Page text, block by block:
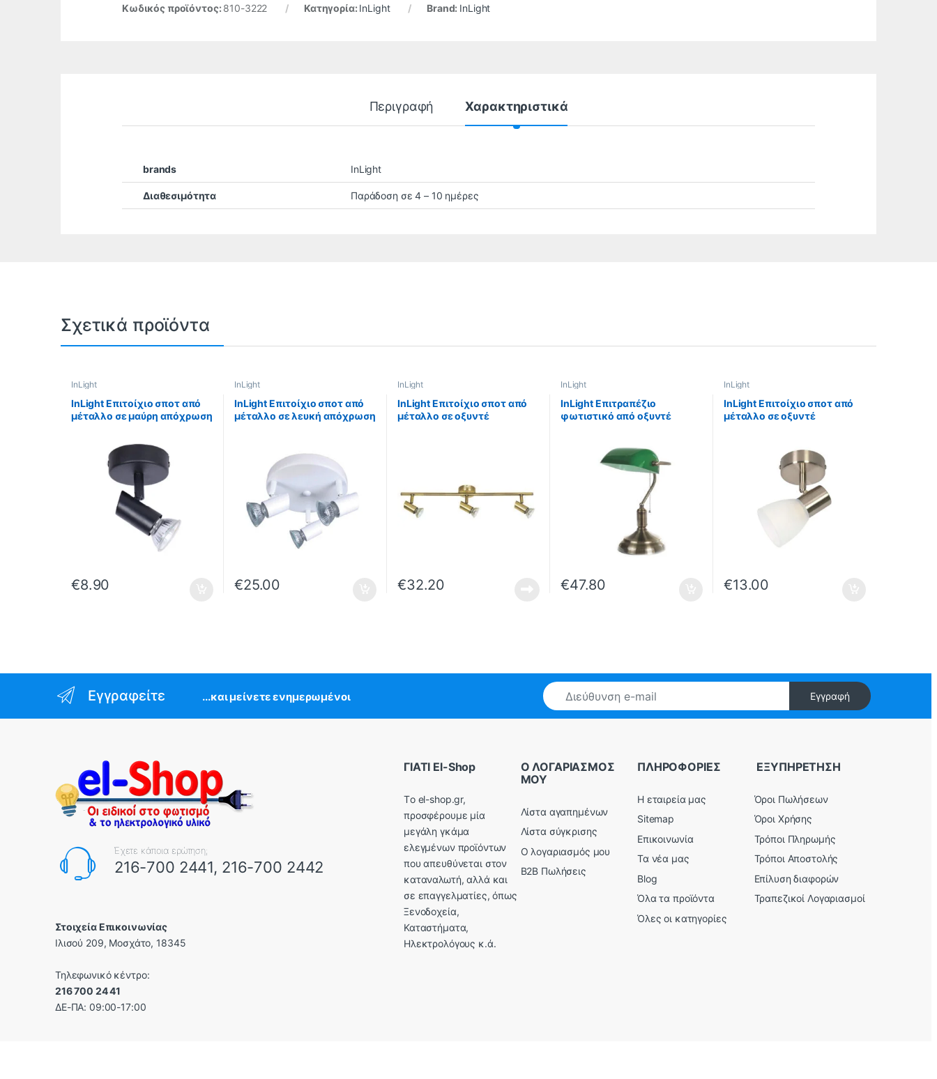
Κωδικός προϊόντος: 810-3222 Κατηγορία: InLight Brand: InLight
Περιγραφή Χαρακτηριστικά
brands InLight
Διαθεσιμότητα Παράδοση σε 4 – 10 ημέρες
Σχετικά προϊόντα
InLight
InLight Επιτοίχιο σποτ από
μέταλλο σε μαύρη απόχρωση
€8.90
InLight
InLight Επιτοίχιο σποτ από
μέταλλο σε λευκή απόχρωση
€25.00
InLight
InLight Επιτοίχιο σποτ από
μέταλλο σε οξυντέ
€32.20
InLight
InLight Επιτραπέζιο
φωτιστικό από οξυντέ
€47.80
InLight
InLight Επιτοίχιο σποτ από
μέταλλο σε οξυντέ
€13.00
Εγγραφείτε ...και μείνετε ενημερωμένοι
E
m
a
Εγγραφή
Έχετε κάποια ερώτηση;
216-700 2441, 216-700 2442
Στοιχεία Επικοινωνίας
Ιλισού 209, Μοσχάτο, 18345
Τηλεφωνικό κέντρο:
216 700 24 41
ΔΕ-ΠΑ: 09:00-17:00
ΓΙΑΤΙ El-Shop
Tο el-shop.gr,
προσφέρουμε μία
μεγάλη γκάμα
ελεγμένων προϊόντων
που απευθύνεται στον
καταναλωτή, αλλά και
σε επαγγελματίες, όπως
Ξενοδοχεία,
Καταστήματα,
Ηλεκτρολόγους κ.ά.
Ο ΛΟΓΑΡΙΑΣΜΟΣ
ΜΟΥ
Λίστα αγαπημένων
Λίστα σύγκρισης
Ο λογαριασμός μου
B2B Πωλήσεις
ΠΛΗΡΟΦΟΡΙΕΣ
Η εταιρεία μας
Sitemap
Επικοινωνία
Τα νέα μας
Blog
Όλα τα προϊόντα
Όλες οι κατηγορίες
ΕΞΥΠΗΡΕΤΗΣΗ
Όροι Πωλήσεων
Όροι Χρήσης
Τρόποι Πληρωμής
Τρόποι Αποστολής
Επίλυση διαφορών
Τραπεζικοί Λογαριασμοί